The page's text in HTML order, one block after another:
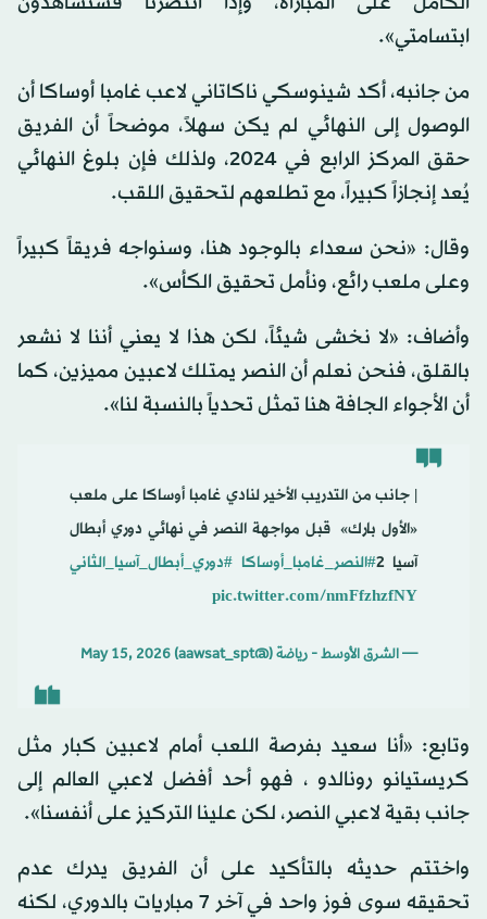
ابتسامتي».
من جانبه، أكد شينوسكي ناكاتاني لاعب غامبا أوساكا أن
الوصول إلى النهائي لم يكن سهلاً، موضحاً أن الفريق
حقق المركز الرابع في 2024، ولذلك فإن بلوغ النهائي
يُعد إنجازاً كبيراً، مع تطلعهم لتحقيق اللقب.
وقال: «نحن سعداء بالوجود هنا، وسنواجه فريقاً كبيراً
وعلى ملعب رائع، ونأمل تحقيق الكأس».
وأضاف: «لا نخشى شيئاً، لكن هذا لا يعني أننا لا نشعر
بالقلق، فنحن نعلم أن النصر يمتلك لاعبين مميزين، كما
أن الأجواء الجافة هنا تمثل تحدياً بالنسبة لنا».
| جانب من التدريب الأخير لنادي غامبا أوساكا على ملعب
«الأول بارك» ️ قبل مواجهة النصر في نهائي دوري أبطال
آسيا 2 #النصر_غامبا_أوساكا #دوري_أبطال_آسيا_الثاني
pic.twitter.com/nmFfzhzfNY
— الشرق الأوسط - رياضة (@aawsat_spt) May 15, 2026
وتابع: «أنا سعيد بفرصة اللعب أمام لاعبين كبار مثل
كريستيانو رونالدو ، فهو أحد أفضل لاعبي العالم إلى
جانب بقية لاعبي النصر، لكن علينا التركيز على أنفسنا».
واختتم حديثه بالتأكيد على أن الفريق يدرك عدم
تحقيقه سوى فوز واحد في آخر 7 مباريات بالدوري، لكنه